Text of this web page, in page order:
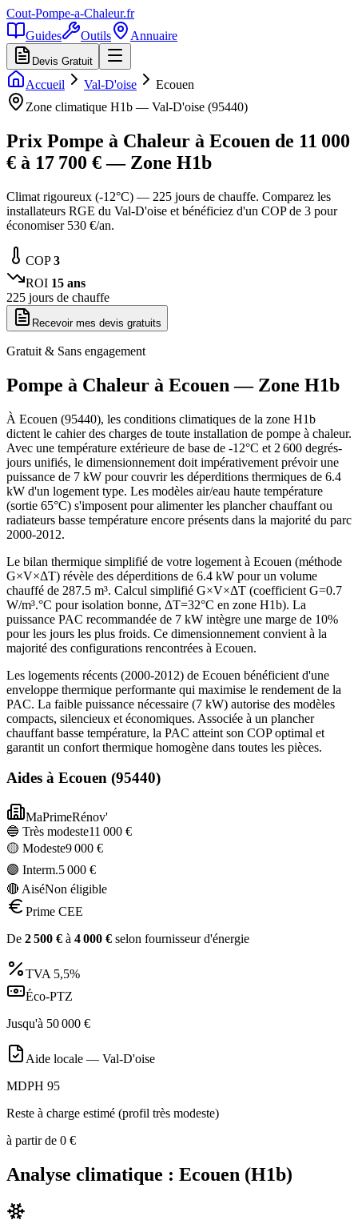
Cout-Pompe-a-Chaleur.fr
Guides
Outils Annuaire
Devis Gratuit
Accueil Val-D'oise
Ecouen
Zone climatique H1b — Val-D'oise (95440)
Prix Pompe à Chaleur à Ecouen de 11 000
€ à 17 700 € — Zone H1b
Climat rigoureux (-12°C) — 225 jours de chauffe. Comparez les
installateurs RGE du Val-D'oise et bénéficiez d'un COP de 3 pour
économiser 530 €/an.
COP3
ROI 15 ans
225 jours de chauffe
Recevoir mes devis gratuits
Gratuit & Sans engagement
Pompe à Chaleur à Ecouen — Zone H1b
À Ecouen (95440), les conditions climatiques de la zone H1b
dictent le cahier des charges de toute installation de pompe à chaleur.
Avec une température extérieure de base de -12°C et 2 600 degrés-
jours unifiés, le dimensionnement doit impérativement prévoir une
puissance de 7 kW pour couvrir les déperditions thermiques de 6.4
kW d'un logement type. Les modèles air/eau haute température
(sortie 65°C) s'imposent pour alimenter les plancher chauffant ou
radiateurs basse température encore présents dans la majorité du parc
2000-2012.
Le bilan thermique simplifié de votre logement à Ecouen (méthode
G×V×ΔT) révèle des déperditions de 6.4 kW pour un volume
chauffé de 287.5 m³. Calcul simplifié G×V×ΔT (coefficient G=0.7
W/m³.°C pour isolation bonne, ΔT=32°C en zone H1b). La
puissance PAC recommandée de 7 kW intègre une marge de 10%
pour les jours les plus froids. Ce dimensionnement convient à la
majorité des configurations rencontrées à Ecouen.
Les logements récents (2000-2012) de Ecouen bénéficient d'une
enveloppe thermique performante qui maximise le rendement de la
PAC. La faible puissance nécessaire (7 kW) autorise des modèles
compacts, silencieux et économiques. Associée à un plancher
chauffant basse température, la PAC atteint son COP optimal et
garantit un confort thermique homogène dans toutes les pièces.
Aides à Ecouen (95440)
MaPrimeRénov'
🔵 Très modeste11 000 €
🟡 Modeste9 000 €
🟣 Interm.5 000 €
🔴 AiséNon éligible
Prime CEE
De 2 500 € à 4 000 € selon fournisseur d'énergie
TVA 5,5%
Éco-PTZ
Jusqu'à 50 000 €
Aide locale — Val-D'oise
MDPH 95
Reste à charge estimé (profil très modeste)
à partir de 0 €
Analyse climatique : Ecouen (H1b)